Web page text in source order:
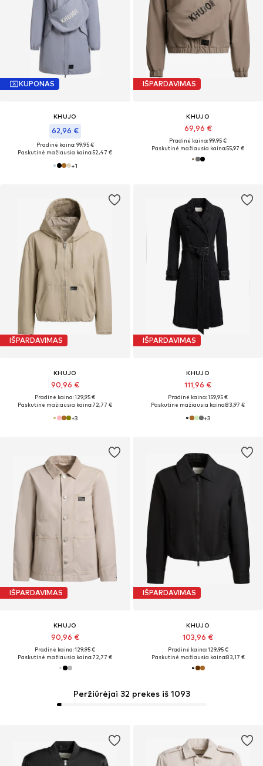
KUPONAS
KHUJO
62,96 €
Pradinė kaina: 99,95 €
Paskutinė mažiausia kaina:52,47 €
+1
IŠPARDAVIMAS
KHUJO
69,96 €
Pradinė kaina: 99,95 €
Paskutinė mažiausia kaina:55,97 €
Peržiūrėjai 32 prekes iš 1093
IŠPARDAVIMAS
KHUJO
90,96 €
Pradinė kaina: 129,95 €
Paskutinė mažiausia kaina:72,77 €
+3
IŠPARDAVIMAS
KHUJO
111,96 €
Pradinė kaina: 159,95 €
Paskutinė mažiausia kaina:83,97 €
+3
IŠPARDAVIMAS
KHUJO
90,96 €
Pradinė kaina: 129,95 €
Paskutinė mažiausia kaina:72,77 €
IŠPARDAVIMAS
KHUJO
103,96 €
Pradinė kaina: 129,95 €
Paskutinė mažiausia kaina:83,17 €